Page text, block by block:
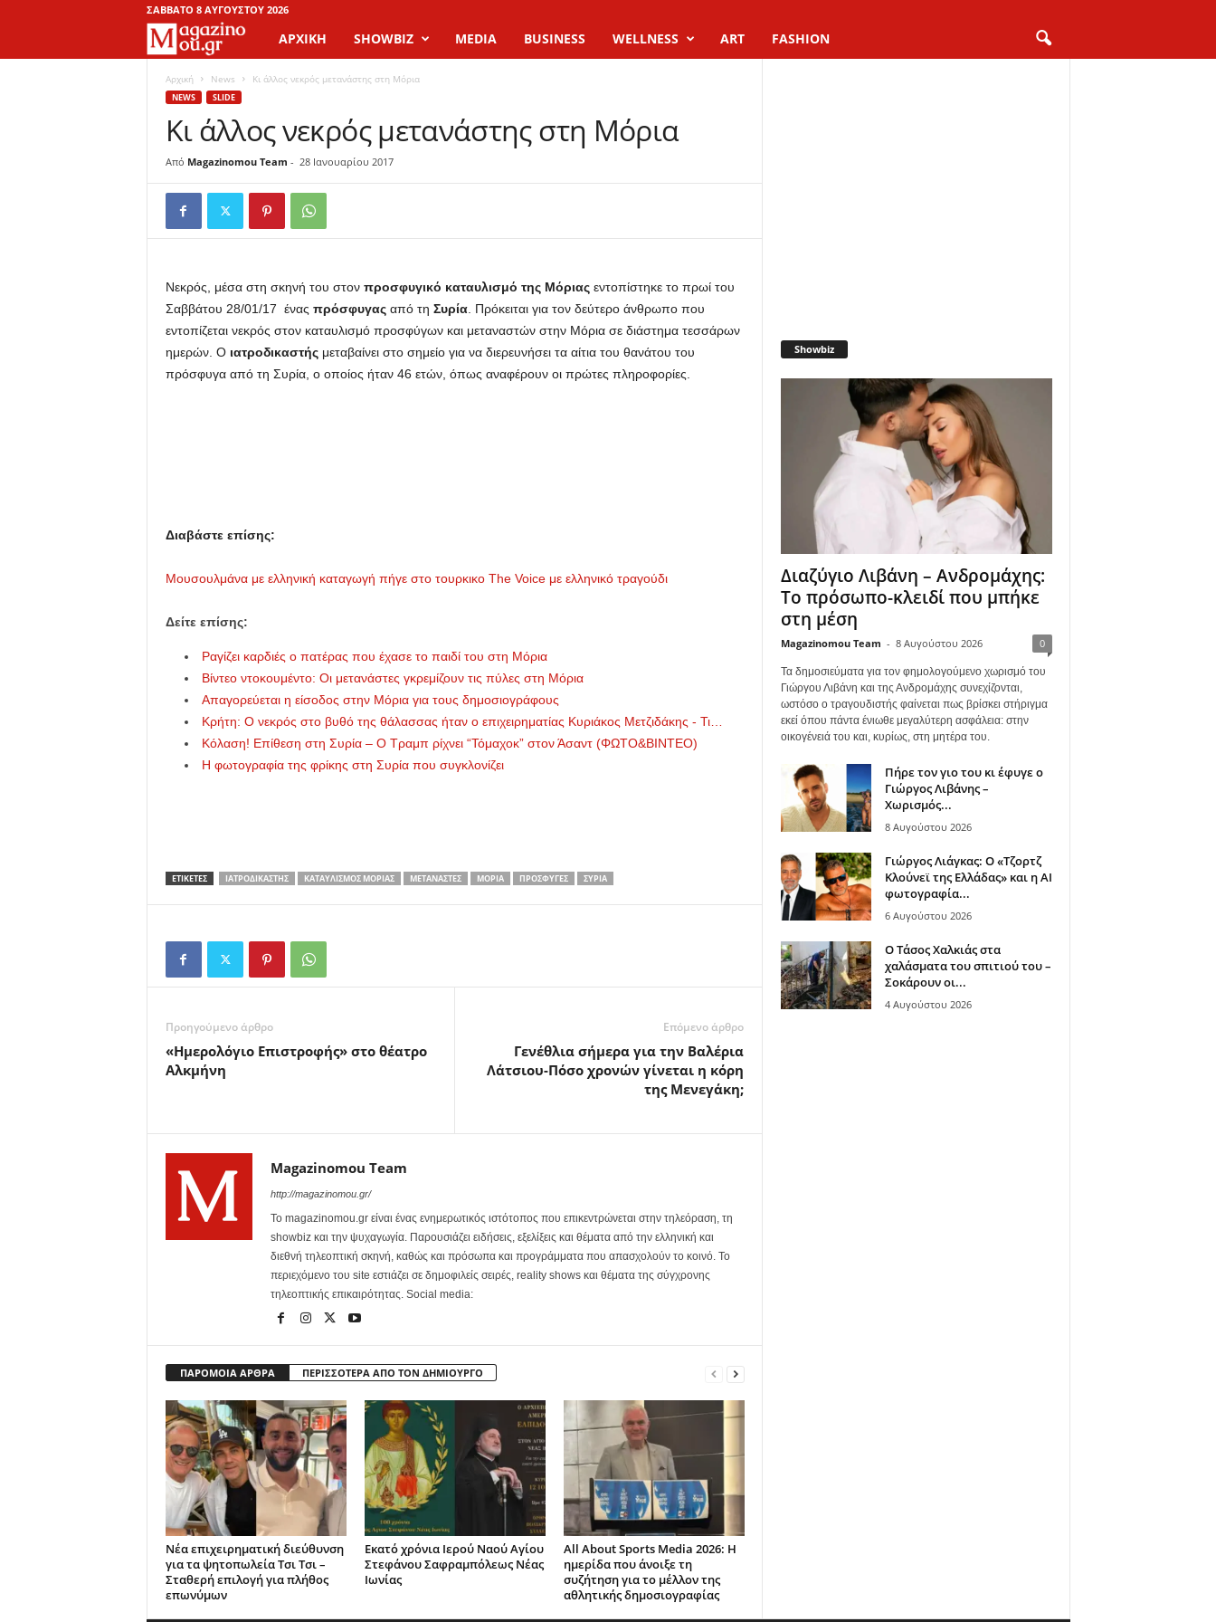
ΣΆΒΒΑΤΟ 8 ΑΥΓΟΎΣΤΟΥ 2026
a
a
z
i
o
M
ΑΡΧΙΚΉ SHOWBIZ MEDIA BUSINESS WELLNESS ART FASHION
Αρχική News Κι άλλος νεκρός μετανάστης στη Μόρια
NEWS SLIDE
Κι άλλος νεκρός μετανάστης στη Μόρια
Από Magazinomou Team - 28 Ιανουαρίου 2017
Νεκρός, μέσα στη σκηνή του στονπροσφυγικό καταυλισμό της Μόριαςεντοπίστηκε το πρωί του
Σαββάτου 28/01/17 ένας πρόσφυγαςαπό τη Συρία. Πρόκειται για τον δεύτερο άνθρωπο που
εντοπίζεται νεκρός στον καταυλισμό προσφύγων και μεταναστών στην Μόρια σε διάστημα τεσσάρων
ημερών. Ο ιατροδικαστήςμεταβαίνει στο σημείο για να διερευνήσει τα αίτια του θανάτου του
πρόσφυγα από τη Συρία, ο οποίος ήταν 46 ετών, όπως αναφέρουν οι πρώτες πληροφορίες.
Διαβάστε επίσης:
Mουσουλμάνα με ελληνική καταγωγή πήγε στο τουρκικο The Voice με ελληνικό τραγούδι
Δείτε επίσης:
Ραγίζει καρδιές ο πατέρας που έχασε το παιδί του στη Μόρια
Βίντεο ντοκουμέντο: Οι μετανάστες γκρεμίζουν τις πύλες στη Μόρια
Απαγορεύεται η είσοδος στην Μόρια για τους δημοσιογράφους
Κρήτη: Ο νεκρός στο βυθό της θάλασσας ήταν ο επιχειρηματίας Κυριάκος Μετζιδάκης - Τι…
Κόλαση! Επίθεση στη Συρία – Ο Τραμπ ρίχνει “Τόμαχοκ” στον Άσαντ (ΦΩΤΟ&ΒΙΝΤΕΟ)
Η φωτογραφία της φρίκης στη Συρία που συγκλονίζει
ΕΤΙΚΕΤΕΣ ΙΑΤΡΟΔΙΚΑΣΤΉΣ ΚΑΤΑΥΛΙΣΜΌΣ ΜΌΡΙΑΣ ΜΕΤΑΝΆΣΤΕΣ ΜΌΡΙΑ ΠΡΌΣΦΥΓΕΣ ΣΥΡΊΑ
Προηγούμενο άρθρο
«Ημερολόγιο Επιστροφής» στο θέατρο
Αλκμήνη
Επόμενο άρθρο
Γενέθλια σήμερα για την Βαλέρια
Λάτσιου-Πόσο χρονών γίνεται η κόρη
της Μενεγάκη;
Magazinomou Team
http://magazinomou.gr/
Το magazinomou.gr είναι ένας ενημερωτικός ιστότοπος που επικεντρώνεται στην τηλεόραση, τη
showbiz και την ψυχαγωγία. Παρουσιάζει ειδήσεις, εξελίξεις και θέματα από την ελληνική και
διεθνή τηλεοπτική σκηνή, καθώς και πρόσωπα και προγράμματα που απασχολούν το κοινό. Το
περιεχόμενο του site εστιάζει σε δημοφιλείς σειρές, reality shows και θέματα της σύγχρονης
τηλεοπτικής επικαιρότητας. Social media:
ΠΑΡΟΜΟΙΑ ΑΡΘΡΑ ΠΕΡΙΣΣΟΤΕΡΑ ΑΠΟ ΤΟΝ ΔΗΜΙΟΥΡΓΟ
Νέα επιχειρηματική διεύθυνση
για τα ψητοπωλεία Τσι Τσι –
Σταθερή επιλογή για πλήθος
επωνύμων
Εκατό χρόνια Ιερού Ναού Αγίου
Στεφάνου Σαφραμπόλεως Νέας
Ιωνίας
All About Sports Media 2026: Η
ημερίδα που άνοιξε τη
συζήτηση για το μέλλον της
αθλητικής δημοσιογραφίας
Showbiz
Διαζύγιο Λιβάνη – Ανδρομάχης:
Το πρόσωπο-κλειδί που μπήκε
στη μέση
Magazinomou Team - 8 Αυγούστου 2026 0
Τα δημοσιεύματα για τον φημολογούμενο χωρισμό του
Γιώργου Λιβάνη και της Ανδρομάχης συνεχίζονται,
ωστόσο ο τραγουδιστής φαίνεται πως βρίσκει στήριγμα
εκεί όπου πάντα ένιωθε μεγαλύτερη ασφάλεια: στην
οικογένειά του και, κυρίως, στη μητέρα του.
Πήρε τον γιο του κι έφυγε ο
Γιώργος Λιβάνης –
Χωρισμός...
8 Αυγούστου 2026
Γιώργος Λιάγκας: Ο «Τζορτζ
Κλούνεϊ της Ελλάδας» και η AI
φωτογραφία...
6 Αυγούστου 2026
Ο Τάσος Χαλκιάς στα
χαλάσματα του σπιτιού του –
Σοκάρουν οι...
4 Αυγούστου 2026